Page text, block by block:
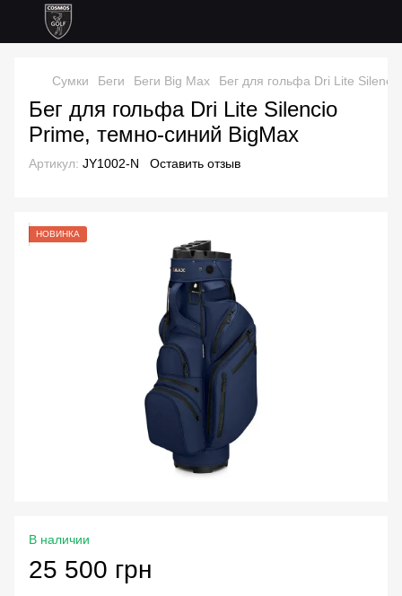
Сумки Беги Беги Big Max Бег для гольфа Dri Lite
Бег для гольфа Dri Lite Silencio
Prime, темно-синий BigMax
Артикул: JY1002-N Оставить отзыв
НОВИНКА
В наличии
25 500 грн